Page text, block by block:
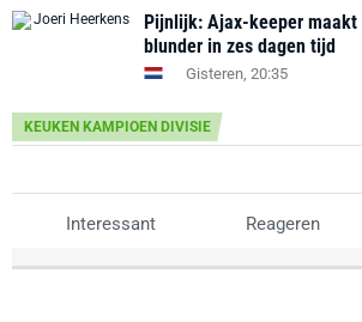
Pijnlijk: Ajax-keeper
blunder in zes dagen tijd
Gisteren, 20:35
KEUKEN KAMPIOEN DIVISIE
Interessant Reageren